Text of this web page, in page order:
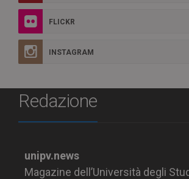
FLICKR
INSTAGRAM
Redazione
unipv.news
Magazine dell’Università degli